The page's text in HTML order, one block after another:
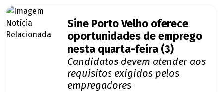
Sine Porto Velho oferece
oportunidades de emprego
nesta quarta-feira (3)
Candidatos devem atender aos
requisitos exigidos pelos
empregadores